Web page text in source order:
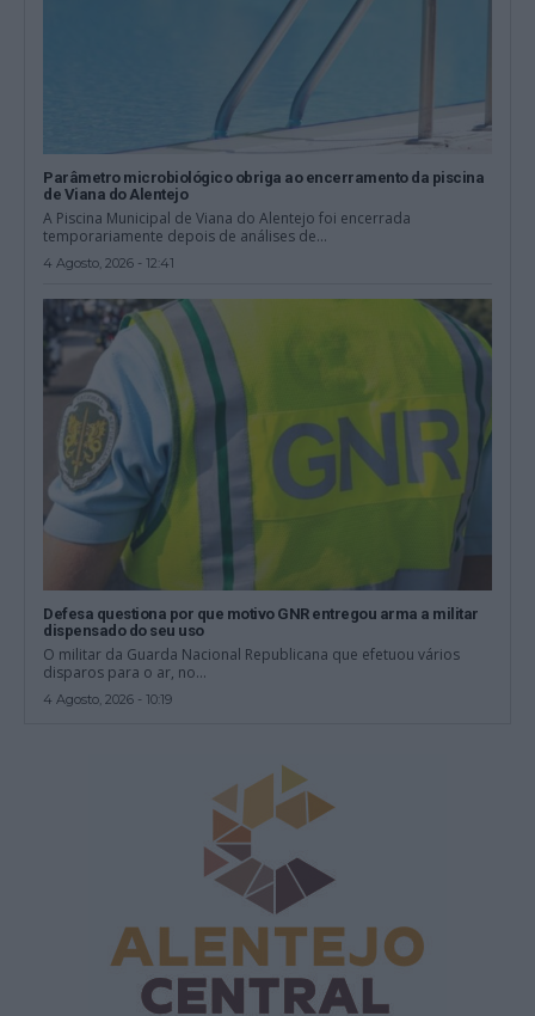
Parâmetro microbiológico obriga ao encerramento da piscina
de Viana do Alentejo
A Piscina Municipal de Viana do Alentejo foi encerrada
temporariamente depois de análises de...
4 Agosto, 2026 - 12:41
Defesa questiona por que motivo GNR entregou arma a militar
dispensado do seu uso
O militar da Guarda Nacional Republicana que efetuou vários
disparos para o ar, no...
4 Agosto, 2026 - 10:19